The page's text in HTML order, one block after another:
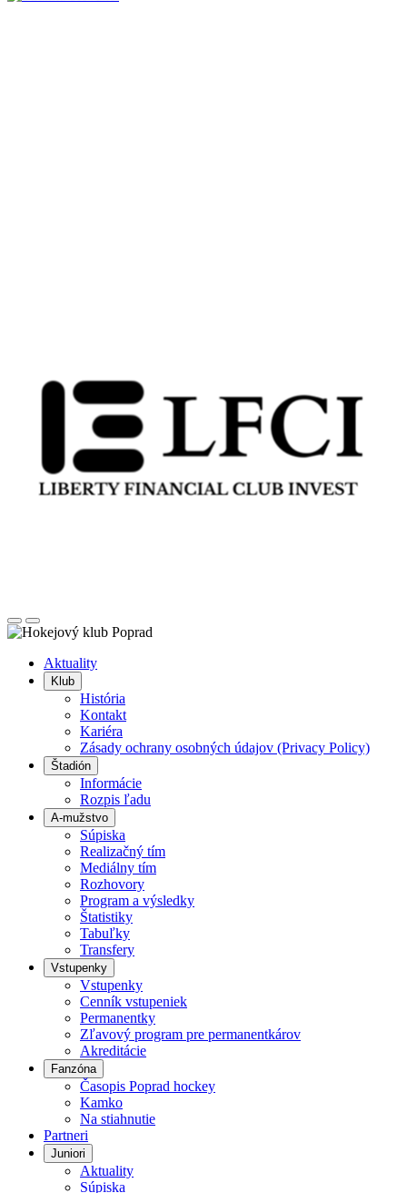
Posunúť
doľava
Posunúť
doprava
Aktuality
Klub
História
Kontakt
Kariéra
Zásady ochrany osobných údajov (Privacy Policy)
Štadión
Informácie
Rozpis ľadu
A-mužstvo
Súpiska
Realizačný tím
Mediálny tím
Rozhovory
Program a výsledky
Štatistiky
Tabuľky
Transfery
Vstupenky
Vstupenky
Cenník vstupeniek
Permanentky
Zľavový program pre permanentkárov
Akreditácie
Fanzóna
Časopis Poprad hockey
Kamko
Na stiahnutie
Partneri
Juniori
Aktuality
Súpiska